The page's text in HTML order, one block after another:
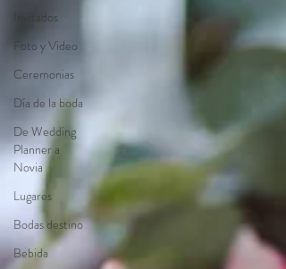
Invitados
Foto y Video
Ceremonias
Día de la boda
De Wedding
Planner a
Novia
Lugares
Bodas destino
Bebida